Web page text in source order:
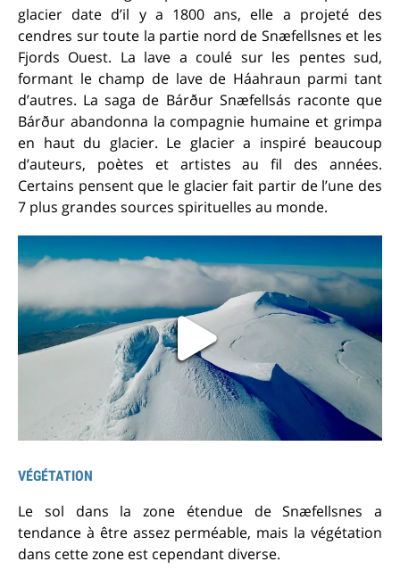
glacier date d’il y a 1800 ans, elle a projeté des
cendres sur toute la partie nord de Snæfellsnes et les
Fjords Ouest. La lave a coulé sur les pentes sud,
formant le champ de lave de Háahraun parmi tant
d’autres. La saga de Bárður Snæfellsás raconte que
Bárður abandonna la compagnie humaine et grimpa
en haut du glacier. Le glacier a inspiré beaucoup
d’auteurs, poètes et artistes au fil des années.
Certains pensent que le glacier fait partir de l’une des
7 plus grandes sources spirituelles au monde.
VÉGÉTATION
Le sol dans la zone étendue de Snæfellsnes a
tendance à être assez perméable, mais la végétation
dans cette zone est cependant diverse.